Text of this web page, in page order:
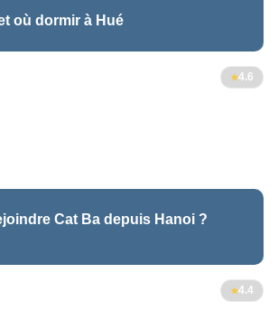
où dormir à Hué
4.6
Cat Ba depuis Hanoi ?
4.4